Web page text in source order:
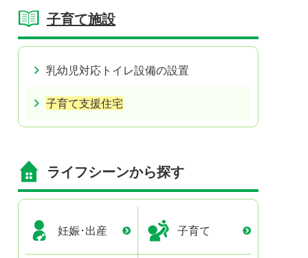
子育て施設
乳幼児対応トイレ設備の設置
子育て支援住宅
ライフシーンから探す
妊娠･出産 子育て